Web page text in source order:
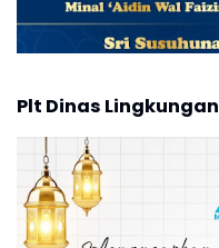
Plt Dinas